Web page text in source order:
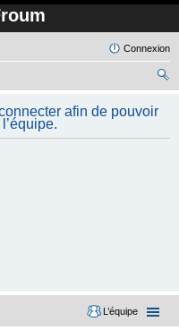
Connexion
her
ch
afin de pouvoir
L’équipe